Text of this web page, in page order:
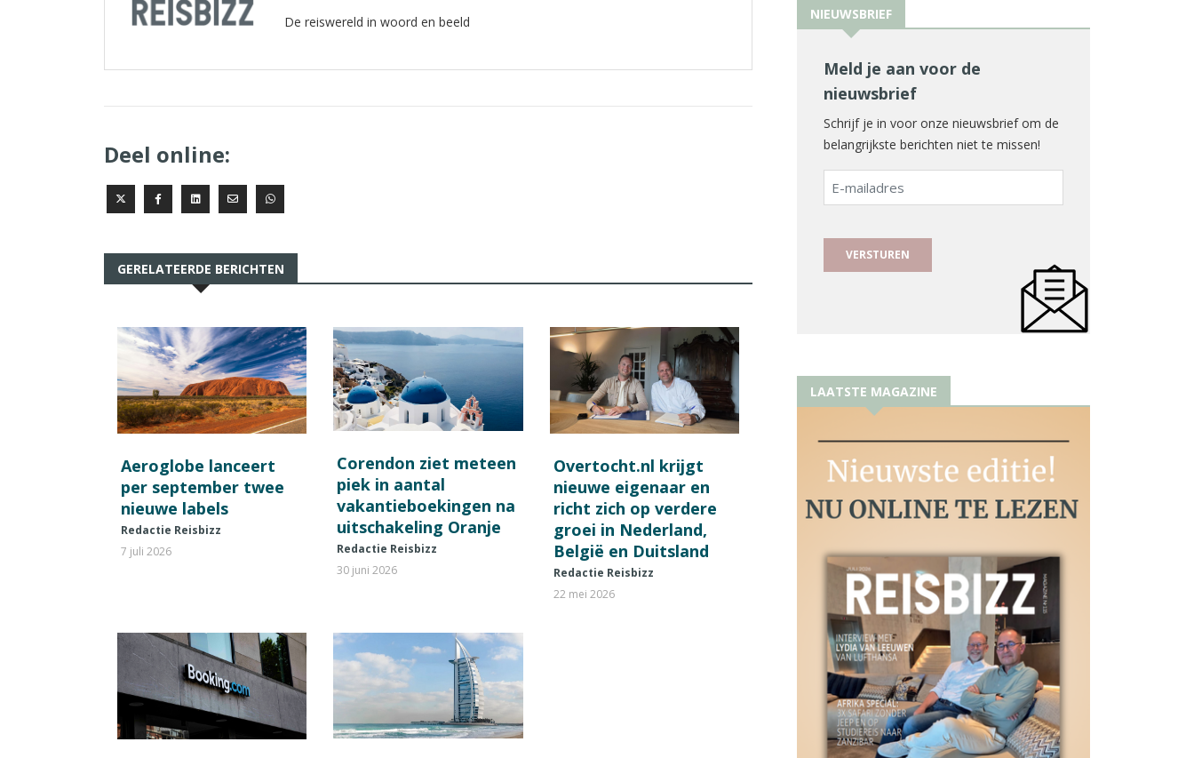
De reiswereld in woord en beeld
Deel online:
GERELATEERDE BERICHTEN
Aeroglobe lanceert
per september twee
nieuwe labels
Redactie Reisbizz
7 juli 2026
Corendon ziet meteen
piek in aantal
vakantieboekingen na
uitschakeling Oranje
Redactie Reisbizz
30 juni 2026
Overtocht.nl krijgt
nieuwe eigenaar en
richt zich op verdere
groei in Nederland,
België en Duitsland
Redactie Reisbizz
22 mei 2026
NIEUWSBRIEF
Meld je aan voor de
nieuwsbrief
Schrijf je in voor onze nieuwsbrief om de
belangrijkste berichten niet te missen!
E-
mailadres
LAATSTE MAGAZINE